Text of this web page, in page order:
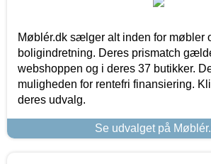
Møblér.dk sælger alt inden for møbler
boligindretning. Deres prismatch
webshoppen og i deres 37 butikker.
muligheden for rentefri finansiering.
deres udvalg.
Se udvalget på